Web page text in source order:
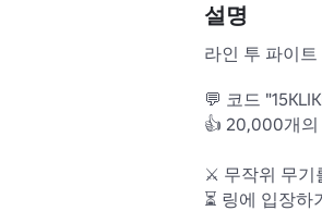
설명
라인 투 파이
💬 코드
👍 20,000개
⚔️ 무작위 무기
⏳ 링에 입장